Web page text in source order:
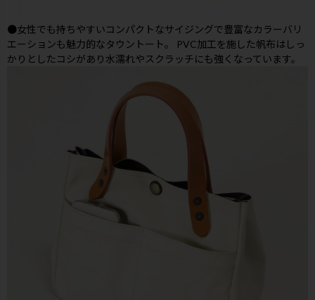
●女性でも持ちやすいコンパクトなサイジングで豊富なカラーバリ
エーションも魅力的なタウントート。 PVC加工を施した帆布はしっ
かりとしたコシがあり水濡れやスクラッチにも強くなっています。